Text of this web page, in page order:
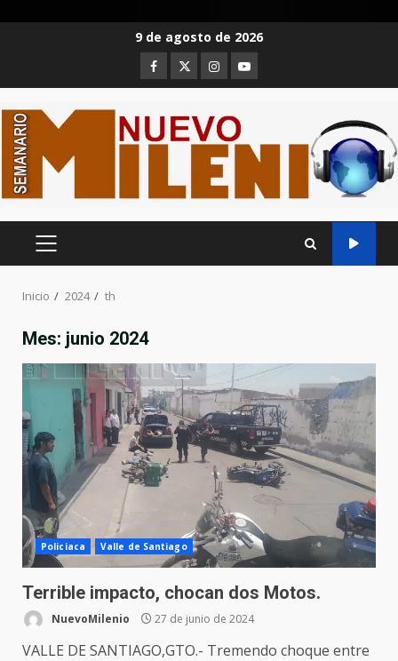
9 de agosto de 2026
Facebook
TwitterInstagram
Youtube
MENÚ
Inicio 2024 th
Mes: junio 2024
Policiaca Valle de Santiago
Terrible impacto, chocan dos Motos.
NuevoMilenio 27 de junio de 2024
VALLE DE SANTIAGO,GTO.- Tremendo choque entre